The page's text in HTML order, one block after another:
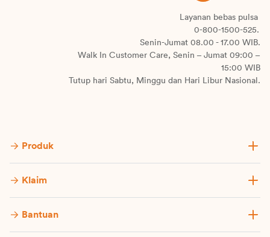
Layanan bebas pulsa
0-800-1500-525.
Senin-Jumat 08.00 - 17.00 WIB.
Walk In Customer Care, Senin – Jumat 09:00 –
15:00 WIB
Tutup hari Sabtu, Minggu dan Hari Libur Nasional.
Produk
Klaim
Bantuan